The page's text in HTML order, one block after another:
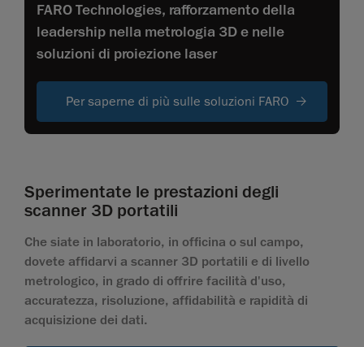
FARO Technologies, rafforzamento della
leadership nella metrologia 3D e nelle
soluzioni di proiezione laser
Per saperne di più sulle soluzioni FARO
Sperimentate le prestazioni degli
scanner 3D portatili
Che siate in laboratorio, in officina o sul campo,
dovete affidarvi a scanner 3D portatili e di livello
metrologico, in grado di offrire facilità d'uso,
accuratezza, risoluzione, affidabilità e rapidità di
acquisizione dei dati.